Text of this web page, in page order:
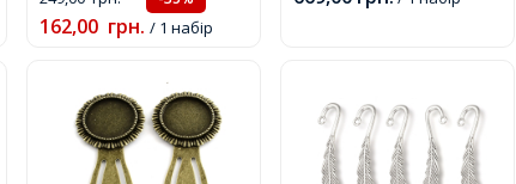
162,00 грн. / 1 набір